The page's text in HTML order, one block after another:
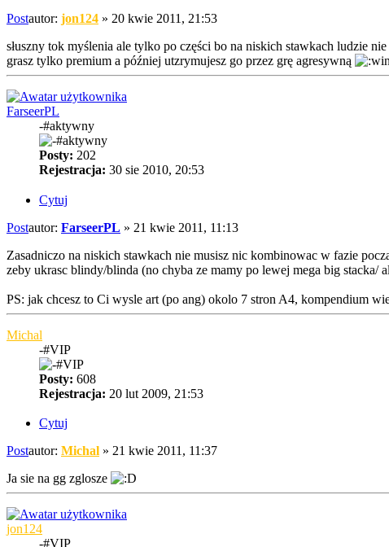
Postautor: jon124 » 20 kwie 2011, 21:53
słuszny tok myślenia ale tylko po części bo na niskich stawkach ludzie
grasz tylko premium a później utzrymujesz go przez grę agresywną
FarseerPL
-#aktywny
Posty: 202
Rejestracja: 30 sie 2010, 20:53
Cytuj
Postautor: FarseerPL » 21 kwie 2011, 11:13
Zasadniczo na niskich stawkach nie musisz nic kombinowac w fazie
zeby ukrasc blindy/blinda (no chyba ze mamy po lewej mega big stacka/
PS: jak chcesz to Ci wysle art (po ang) okolo 7 stron A4, kompendium
Michal
-#VIP
Posty: 608
Rejestracja: 20 lut 2009, 21:53
Cytuj
Postautor: Michal » 21 kwie 2011, 11:37
Ja sie na gg zglosze
jon124
-#VIP